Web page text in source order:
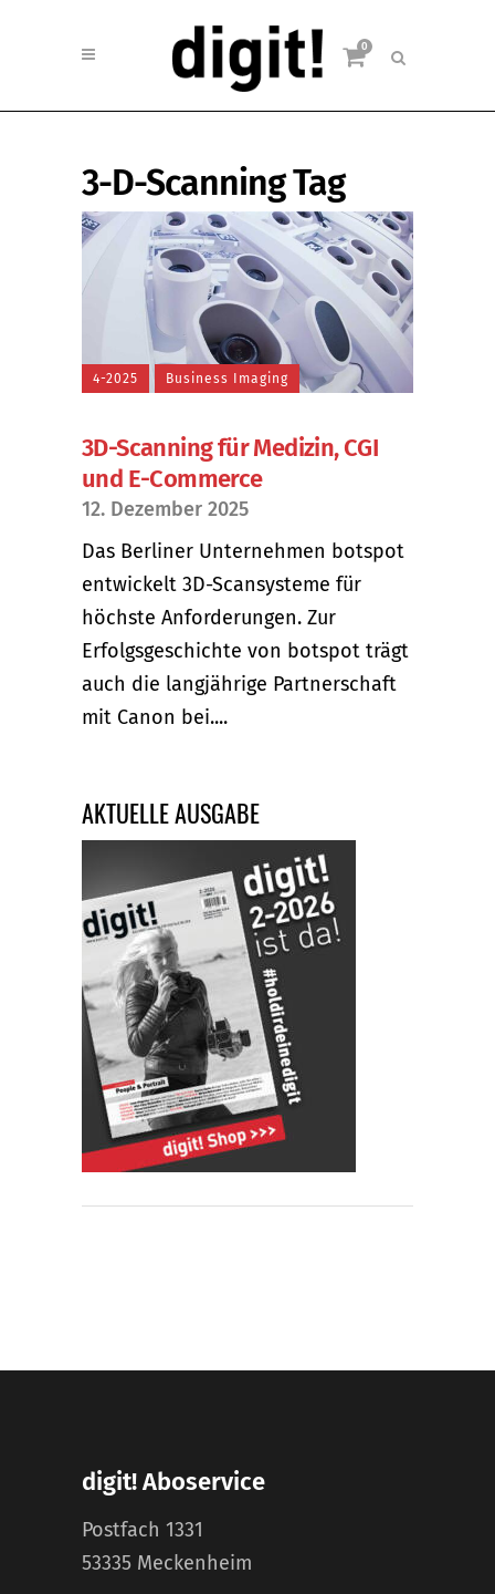
0
3-D-Scanning Tag
4-2025 Business Imaging
3D-Scanning für Medizin, CGI
und E-Commerce
12. Dezember 2025
Das Berliner Unternehmen botspot
entwickelt 3D-Scansysteme für
höchste Anforderungen. Zur
Erfolgsgeschichte von botspot trägt
auch die langjährige Partnerschaft
mit Canon bei....
AKTUELLE AUSGABE
digit! Aboservice
Postfach 1331
53335 Meckenheim